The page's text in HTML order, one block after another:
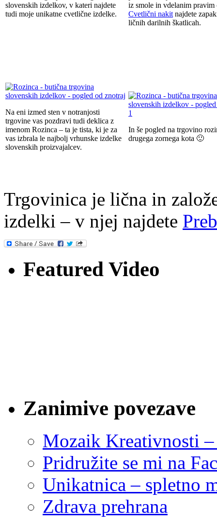
slovenskih izdelkov, v kateri najdete
tudi moje unikatne cvetlične izdelke.
iz smole in vdelanim pravim
Cvetlični nakitnajdete
ličnih darilnih škatlicah.
Na eni izmed sten v notranjosti
trgovine vas pozdravi tudi deklica z
imenom Rozinca – ta je tista, ki je za
vas izbrala le najbolj vrhunske izdelke
slovenskih proizvajalcev.
In še pogled na trgovino
drugega zornega kota 🙂
Trgovinica je lična in
izdelki – v njej najdete
Featured Video
Zanimive povezave
Mozaik Kreativnosti
Pridružite se mi na
Unikatnica – spletno
Zdrava prehrana